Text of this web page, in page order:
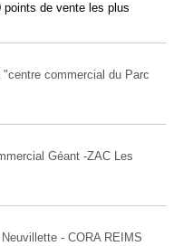
de vente les plus
commercial du Parc
Géant -ZAC Les
- CORA REIMS